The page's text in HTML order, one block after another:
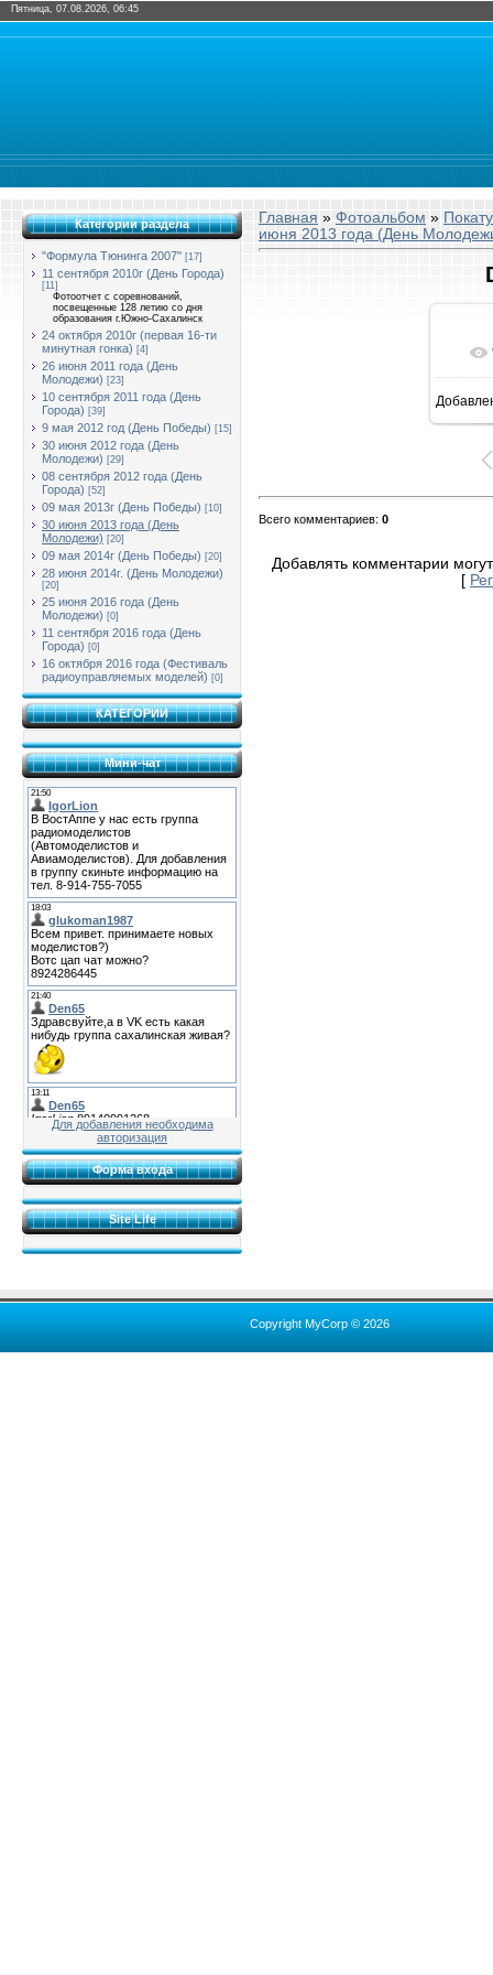
Пятница, 07.08.2026, 06:45
Категории раздела
"Формула Тюнинга 2007" [17]
11 сентября 2010г (День Города)
[11]
Фотоотчет с соревнований,
посвещенные 128 летию со дня
образования г.Южно-Сахалинск
24 октября 2010г (первая 16-ти
минутная гонка) [4]
26 июня 2011 года (День
Молодежи) [23]
10 сентября 2011 года (День
Города) [39]
9 мая 2012 год (День Победы) [15]
30 июня 2012 года (День
Молодежи) [29]
08 сентября 2012 года (День
Города) [52]
09 мая 2013г (День Победы) [10]
30 июня 2013 года (День
Молодежи) [20]
09 мая 2014г (День Победы) [20]
28 июня 2014г. (День Молодежи)
[20]
25 июня 2016 года (День
Молодежи) [0]
11 сентября 2016 года (День
Города) [0]
16 октября 2016 года (Фестиваль
радиоуправляемых моделей) [0]
КАТЕГОРИИ
Мини-чат
Для добавления необходима
авторизация
Форма входа
Site Life
Главная » Фотоальбом »
июня 2013 года (День
Всего комментариев: 0
Добавлять комментарии
[
Copyright MyCorp © 2026